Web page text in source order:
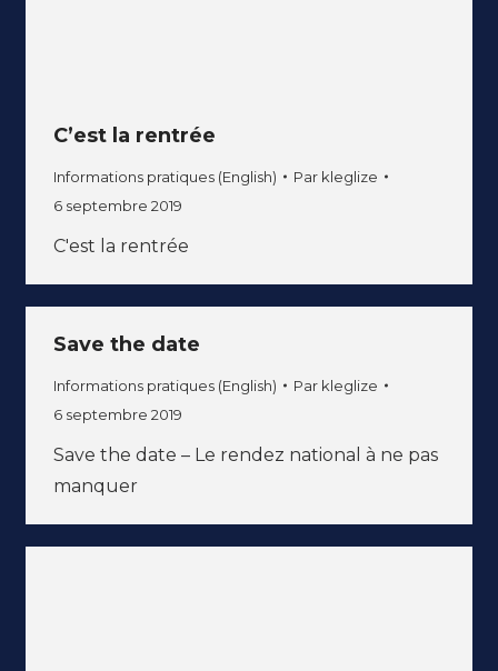
C’est la rentrée
Informations pratiques (English) Par kleglize
6 septembre 2019
C'est la rentrée
Save the date
Informations pratiques (English) Par kleglize
6 septembre 2019
Save the date – Le rendez national à ne pas
manquer